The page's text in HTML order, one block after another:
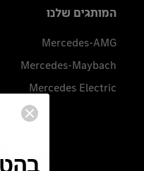
המותגים שלנו
Mercedes-AMG
Mercedes-Maybach
Mercedes Electric